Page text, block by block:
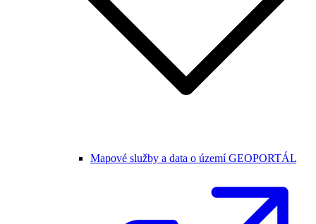
Mapové služby a data o území GEOPORTÁL